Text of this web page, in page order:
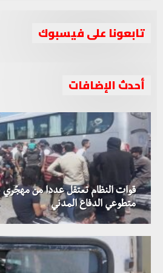
تابعونا على فيسبوك
أحدث الإضافات
قوات النظام تعتقل عددا من مهجّري
متطوعي الدفاع المدني